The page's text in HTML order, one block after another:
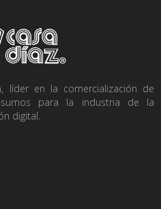
líder en la comercialización de
para la industria de la
digital.